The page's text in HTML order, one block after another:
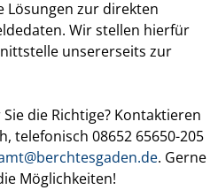
Lösungen zur direkten
Wir stellen hierfür
unsererseits zur
die Richtige? Kontaktieren
telefonisch 08652 65650-205
. Gerne
Möglichkeiten!